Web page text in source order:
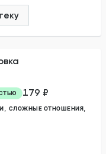
179 ₽
СЛОЖНЫЕ ОТНОШЕНИЯ